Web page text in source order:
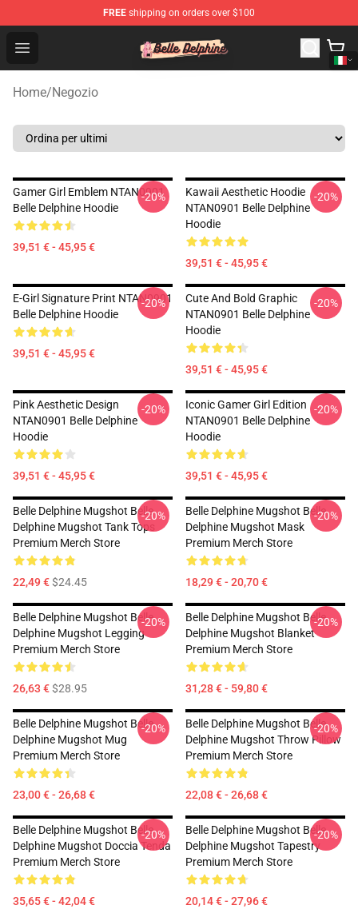
FREE shipping on orders over $100
Open menu
Belle Delphine Store - Official Belle Delphine
Home/Negozio
Gamer Girl Emblem NTAN0901
Belle Delphine Hoodie
39,51 € - 45,95 €
-20%
Kawaii Aesthetic Hoodie
NTAN0901 Belle Delphine
Hoodie
39,51 € - 45,95 €
-20%
E-Girl Signature Print NTAN0901
Belle Delphine Hoodie
39,51 € - 45,95 €
-20%
Cute And Bold Graphic
NTAN0901 Belle Delphine
Hoodie
39,51 € - 45,95 €
-20%
Pink Aesthetic Design
NTAN0901 Belle Delphine
Hoodie
39,51 € - 45,95 €
-20%
Iconic Gamer Girl Edition
NTAN0901 Belle Delphine
Hoodie
39,51 € - 45,95 €
-20%
Belle Delphine Mugshot Belle
Delphine Mugshot Tank Tops
Premium Merch Store
22,49 €$24.45
-20%
Belle Delphine Mugshot Belle
Delphine Mugshot Mask
Premium Merch Store
18,29 € - 20,70 €
-20%
Belle Delphine Mugshot Belle
Delphine Mugshot Legging
Premium Merch Store
26,63 €$28.95
-20%
Belle Delphine Mugshot Belle
Delphine Mugshot Blanket
Premium Merch Store
31,28 € - 59,80 €
-20%
Belle Delphine Mugshot Belle
Delphine Mugshot Mug
Premium Merch Store
23,00 € - 26,68 €
-20%
Belle Delphine Mugshot Belle
Delphine Mugshot Throw Pillow
Premium Merch Store
22,08 € - 26,68 €
-20%
Belle Delphine Mugshot Belle
Delphine Mugshot Doccia Tenda
Premium Merch Store
35,65 € - 42,04 €
-20%
Belle Delphine Mugshot Belle
Delphine Mugshot Tapestry
Premium Merch Store
20,14 € - 27,96 €
-20%